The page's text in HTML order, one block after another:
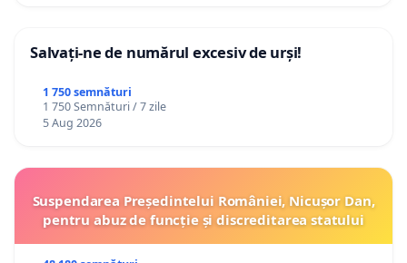
Salvați-ne de numărul excesiv de urși!
1 750 semnături
1 750 Semnături / 7 zile
5 Aug 2026
Suspendarea Președintelui României, Nicușor Dan,
pentru abuz de funcție și discreditarea statului